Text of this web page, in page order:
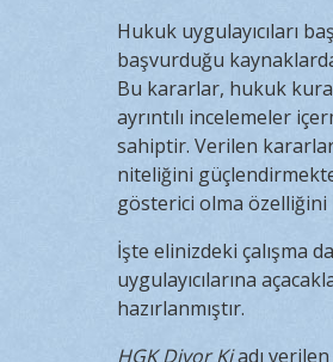
Hukuk uygulayıcıları
başvurduğu
Bu kararlar, hukuk
ayrıntılı incelemeler
sahiptir. Verilen
niteliğini
gösterici olma özelliğini
İşte elinizdeki çalışma
uygulayıcılarına
hazırlanmıştır.
HGK Diyor Kiadı